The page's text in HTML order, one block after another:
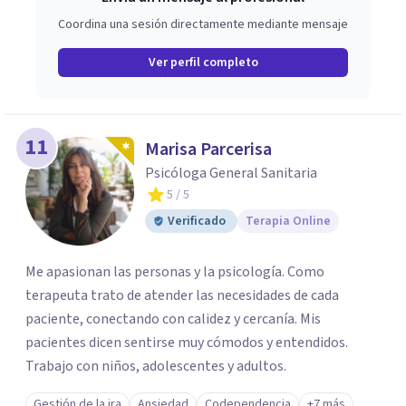
Coordina una sesión directamente mediante mensaje
Ver perfil completo
11 Marisa Parcerisa
Psicóloga General Sanitaria
5 / 5
Verificado
Terapia Online
Me apasionan las personas y la psicología. Como
terapeuta trato de atender las necesidades de cada
paciente, conectando con calidez y cercanía. Mis
pacientes dicen sentirse muy cómodos y entendidos.
Trabajo con niños, adolescentes y adultos.